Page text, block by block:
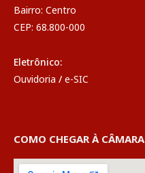
Bairro: Centro
CEP: 68.800-000
Eletrônico:
Ouvidoria / e-SIC
COMO CHEGAR À CÂMARA